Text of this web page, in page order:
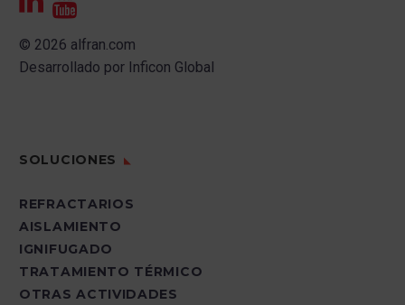
© 2026 alfran.com
Desarrollado por Inficon Global
SOLUCIONES
REFRACTARIOS
AISLAMIENTO
IGNIFUGADO
TRATAMIENTO TÉRMICO
OTRAS ACTIVIDADES